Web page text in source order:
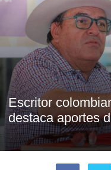
Escritor
destaca aportes